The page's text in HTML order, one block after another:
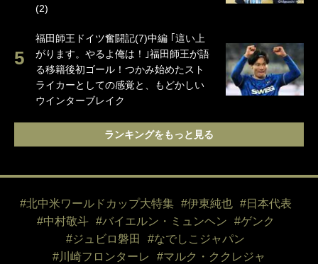
(2)
福田師王ドイツ奮闘記(7)中編 ｢這い上
がります。やるよ俺は！｣福田師王が語
る移籍後初ゴール！つかみ始めたスト
ライカーとしての感覚と、もどかしい
ウインターブレイク
ランキングをもっと見る
#北中米ワールドカップ大特集 #伊東純也
#日本代表
#中村敬斗
#バイエルン・ミュンヘン
#ゲンク
#ジュビロ磐田
#なでしこジャパン
#川崎フロンターレ
#マルク・ククレジャ